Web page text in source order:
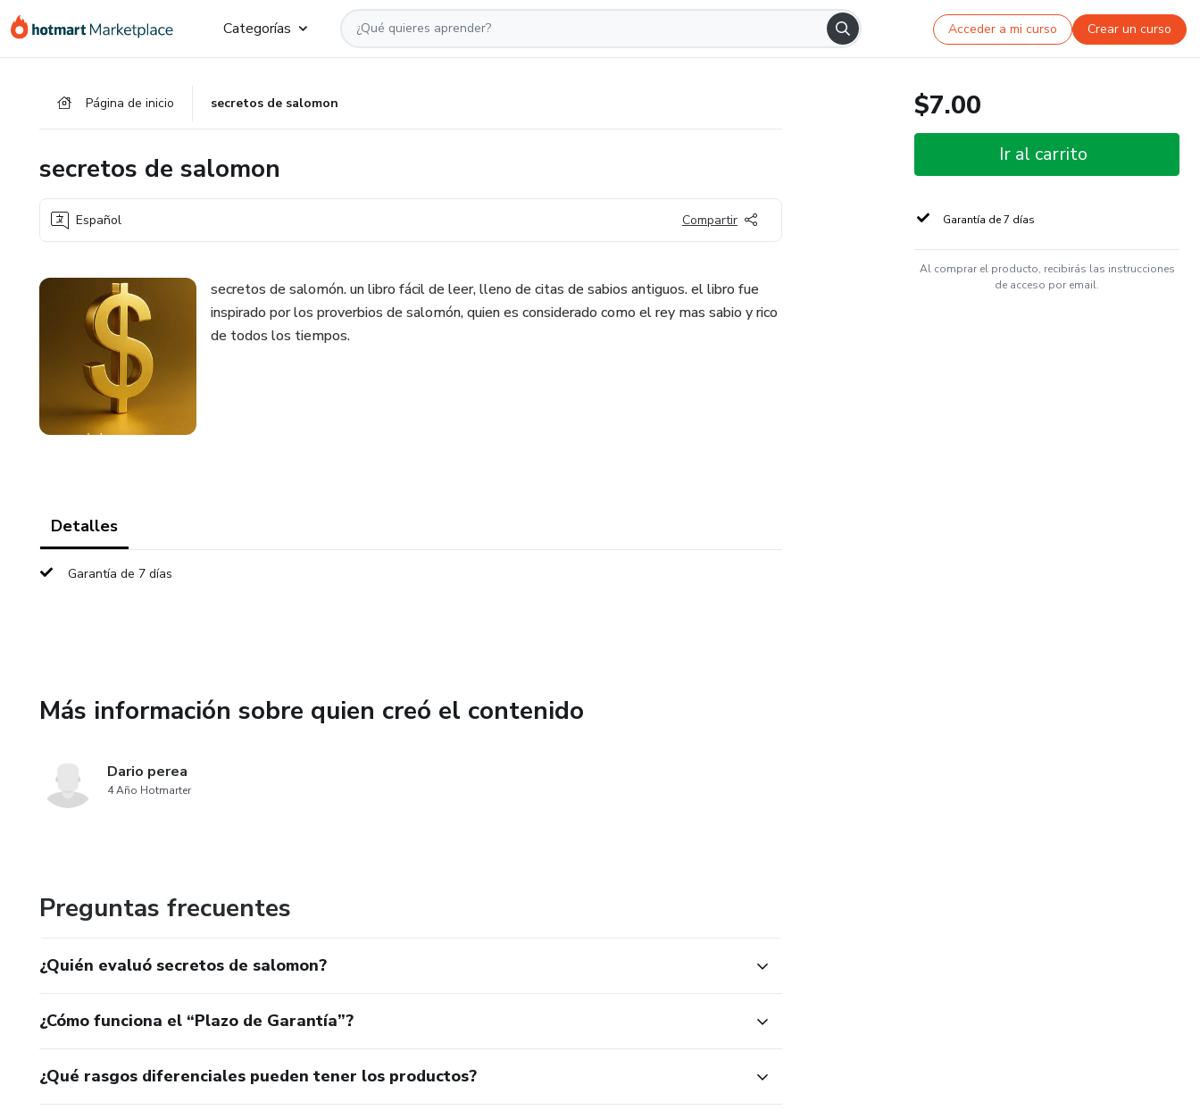
Categorías Acceder a mi curso Crear un curso
Página de inicio secretos de salomon
secretos de salomon
Español Compartir
secretos de salomón. un libro fácil de leer, lleno de citas de sabios antiguos. el libro fue
inspirado por los proverbios de salomón, quien es considerado como el rey mas sabio y rico
de todos los tiempos.
Detalles
Garantía de 7 días
Más información sobre quien creó el contenido
Dario perea
4 Año Hotmarter
Preguntas frecuentes
¿Quién evaluó secretos de salomon?
¿Cómo funciona el “Plazo de Garantía”?
¿Qué rasgos diferenciales pueden tener los productos?
$7.00
Ir al carrito
Garantía de 7 días
Al comprar el producto, recibirás las instrucciones
de acceso por email.